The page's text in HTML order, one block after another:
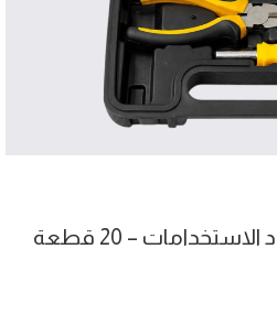
– 20 قطعة